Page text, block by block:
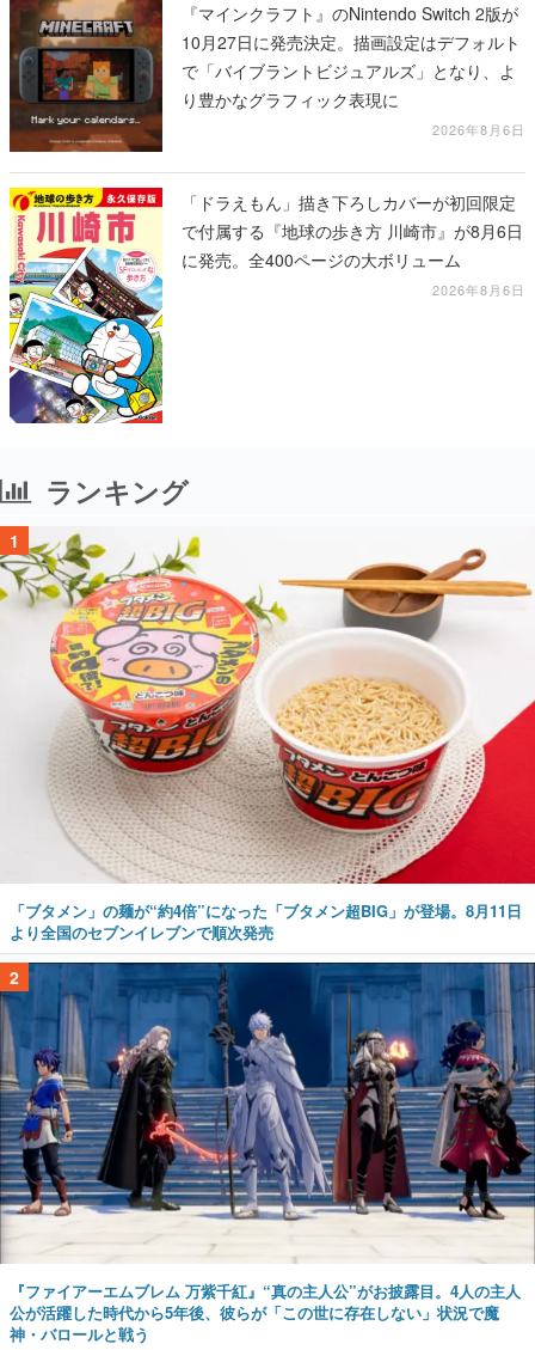
『マインクラフト』のNintendo Switch 2版が
10月27日に発売決定。描画設定はデフォルト
で「バイブラントビジュアルズ」となり、よ
り豊かなグラフィック表現に
2026年8月6日
「ドラえもん」描き下ろしカバーが初回限定
で付属する『地球の歩き方 川崎市』が8月6日
に発売。全400ページの大ボリューム
2026年8月6日
ランキング
1
「ブタメン」の麺が“約4倍”になった「ブタメン超BIG」が登場。8月11日
より全国のセブンイレブンで順次発売
2
『ファイアーエムブレム 万紫千紅』“真の主人公”がお披露目。4人の主人
公が活躍した時代から5年後、彼らが「この世に存在しない」状況で魔
神・バロールと戦う